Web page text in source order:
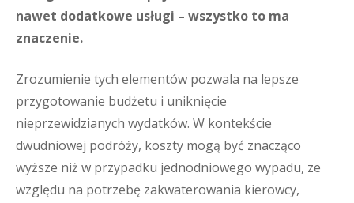
nawet dodatkowe usługi – wszystko to ma
znaczenie.
Zrozumienie tych elementów pozwala na lepsze
przygotowanie budżetu i uniknięcie
nieprzewidzianych wydatków. W kontekście
dwudniowej podróży, koszty mogą być znacząco
wyższe niż w przypadku jednodniowego wypadu, ze
względu na potrzebę zakwaterowania kierowcy,